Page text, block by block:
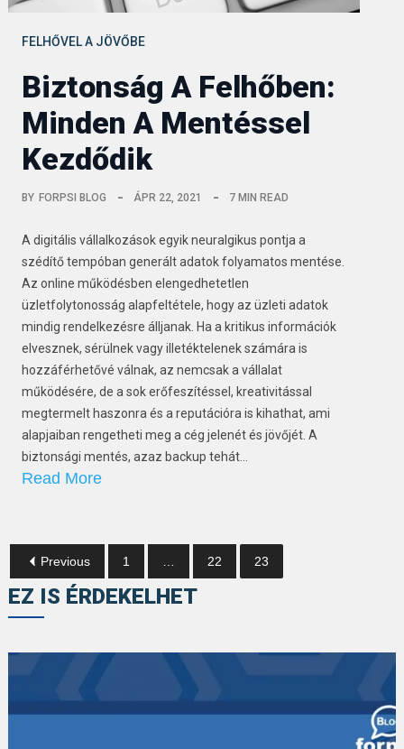
FELHŐVEL A JÖVŐBE
Biztonság A Felhőben:
Minden A Mentéssel
Kezdődik
BY FORPSI BLOG ÁPR 22, 2021 7 MIN READ
A digitális vállalkozások egyik neuralgikus pontja a
szédítő tempóban generált adatok folyamatos mentése.
Az online működésben elengedhetetlen
üzletfolytonosság alapfeltétele, hogy az üzleti adatok
mindig rendelkezésre álljanak. Ha a kritikus információk
elvesznek, sérülnek vagy illetéktelenek számára is
hozzáférhetővé válnak, az nemcsak a vállalat
működésére, de a sok erőfeszítéssel, kreativitással
megtermelt haszonra és a reputációra is kihathat, ami
alapjaiban rengetheti meg a cég jelenét és jövőjét. A
biztonsági mentés, azaz backup tehát…
Read More
Previous 1 … 22 23
EZ IS ÉRDEKELHET